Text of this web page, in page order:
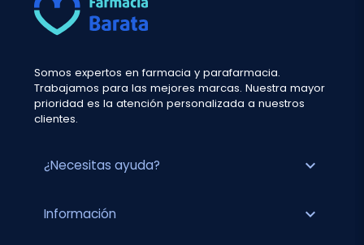
Somos expertos en farmacia y parafarmacia.
Trabajamos para las mejores marcas. Nuestra mayor
prioridad es la atención personalizada a nuestros
clientes.
¿Necesitas ayuda? expand_more
Información expand_more